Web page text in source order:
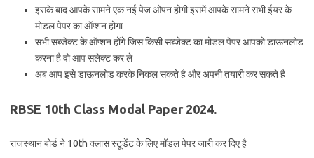
इसके बाद आपके सामने एक नई पेज ओपन होगी इसमें आपके सामने सभी ईयर के
मोडल पेपर का ऑप्शन होगा
सभी सब्जेक्ट के ऑप्शन होंगे जिस किसी सब्जेक्ट का मोडल पेपर आपको डाऊनलोड
करना है वो आप सलेक्ट कर ले
अब आप इसे डाऊनलोड करके निकल सकते है और अपनी तयारी कर सकते है
RBSE 10th Class Modal Paper 2024.
राजस्थान बोर्ड ने 10th क्लास स्टूडेंट के लिए मॉडल पेपर जारी कर दिए है